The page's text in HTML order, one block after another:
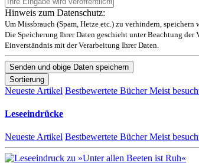
Hinweis zum Datenschutz:
Um Missbrauch (Spam, Hetze etc.) zu verhindern,
Die Speicherung Ihrer Daten geschieht unter Beachtung
Einverständnis mit der Verarbeitung Ihrer Daten.
Sortierung
Neueste Artikel Bestbewertete BücherMeist
Leseeindrücke
Neueste Artikel Bestbewertete BücherMeist